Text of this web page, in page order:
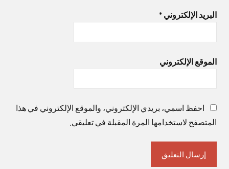
البريد الإلكتروني *
الموقع الإلكتروني
احفظ اسمي، بريدي الإلكتروني، والموقع الإلكتروني في هذا
المتصفح لاستخدامها المرة المقبلة في تعليقي.